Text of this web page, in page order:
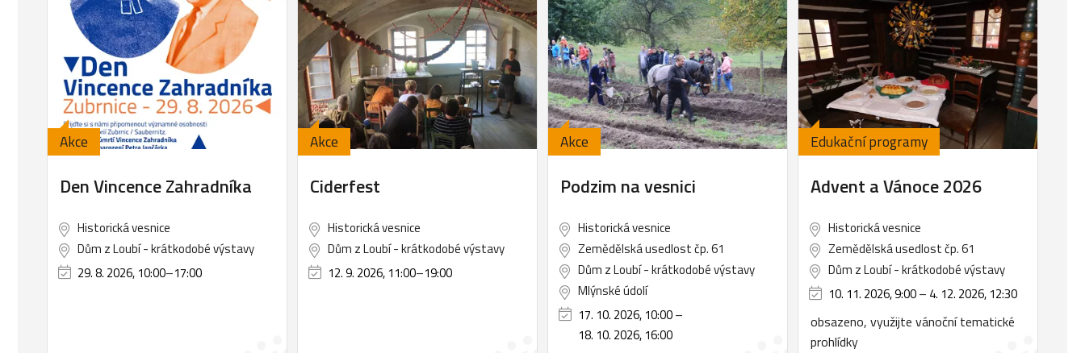
Akce
Den Vincence Zahradníka
Historická vesnice
Dům z Loubí - krátkodobé výstavy
29. 8. 2026, 10:00–17:00
Akce
Ciderfest
Historická vesnice
Dům z Loubí - krátkodobé výstavy
12. 9. 2026, 11:00–19:00
Akce
Podzim na vesnici
Historická vesnice
Zemědělská usedlost čp. 61
Dům z Loubí - krátkodobé výstavy
Mlýnské údolí
17. 10. 2026, 10:00–
18. 10. 2026, 16:00
Edukační programy
Advent a Vánoce 2026
Historická vesnice
Zemědělská usedlost čp. 61
Dům z Loubí - krátkodobé výstavy
10. 11. 2026, 9:00– 4. 12. 2026, 12:30
obsazeno, využijte vánoční tematické
prohlídky